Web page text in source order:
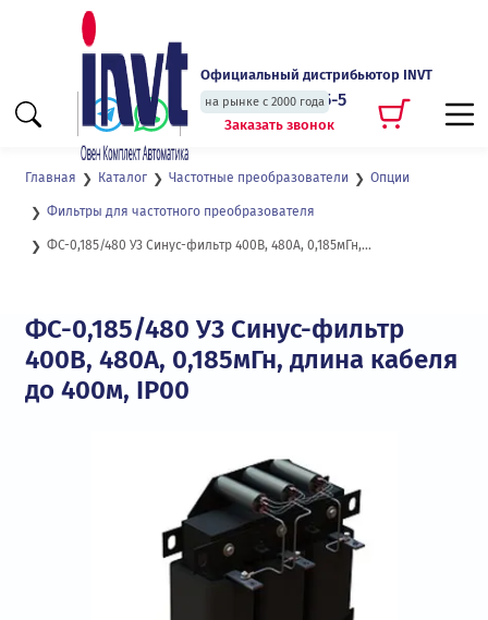
Официальный дистрибьютор INVT
на рынке с 2000 года
+7 (495) 135-135-5
Заказать звонок
Главная Каталог Частотные преобразователи Опции
Фильтры для частотного преобразователя
ФС-0,185/480 У3 Синус-фильтр 400В, 480А, 0,185мГн, длина кабеля до 400м, IP00
ФС-0,185/480 У3 Синус-фильтр
400В, 480А, 0,185мГн, длина кабеля
до 400м, IP00